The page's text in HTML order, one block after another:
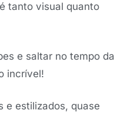
tanto visual quanto
e saltar no tempo da
incrível!
e estilizados, quase